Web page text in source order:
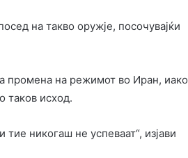
на такво оружје, посочувајќи
промена на режимот во Иран, иако
таков исход.
никогаш не успеваат“, изјави